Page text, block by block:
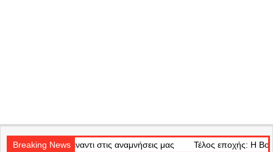
Navigation
Breaking News
στις αναμνήσεις μας Τέλος εποχής: Η Bonnie Tyler